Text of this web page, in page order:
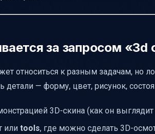
можно ли применять и создавать
прямо сейчас: самый быстрый путь
за запросом «3d
относиться к разным задачам, но
детали — форму, цвет, рисунок,
3D-скина (как он
или tools, где можно сделать 3D-